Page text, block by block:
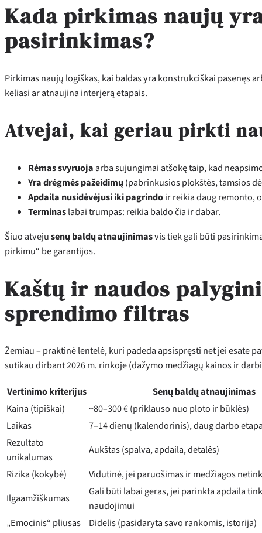
Kada pirkimas naujų
pasirinkimas?
Pirkimas naujų logiškas, kai baldas yra konstrukciškai pasenęs
keliasi ar atnaujina interjerą etapais.
Atvejai, kai geriau pirkti
Rėmas svyruoja arba sujungimai atšokę taip, kad
Yra drėgmės pažeidimų(pabrinkusios plokštės, tamsios
Apdaila nusidėvėjusi iki pagrindoir reikia daug remonto,
Terminaslabai trumpas: reikia baldo čia ir dabar.
Šiuo atvejusenų baldų atnaujinimasvis tiek gali būti
pirkimu“ be garantijos.
Kaštų ir naudos
sprendimo filtras
Žemiau – praktinė lentelė, kuri padeda apsispręsti net jei esate
sutikau dirbant 2026 m. rinkoje (dažymo medžiagų kainos ir
Vertinimo kriterijus
Senų baldų atnaujinimas
Kaina (tipiškai)
~80–300 € (priklauso nuo ploto ir būklės)
Laikas
7–14 dienų (kalendorinis), daug darbo
Rezultato
unikalumas
Aukštas (spalva, apdaila, detalės)
Rizika (kokybė)
Vidutinė, jei paruošimas ir medžiagos
Ilgaamžiškumas
Gali būti labai geras, jei parinkta apdaila
naudojimui
„Emocinis“ pliusas
Didelis (pasidaryta savo rankomis, istorija)